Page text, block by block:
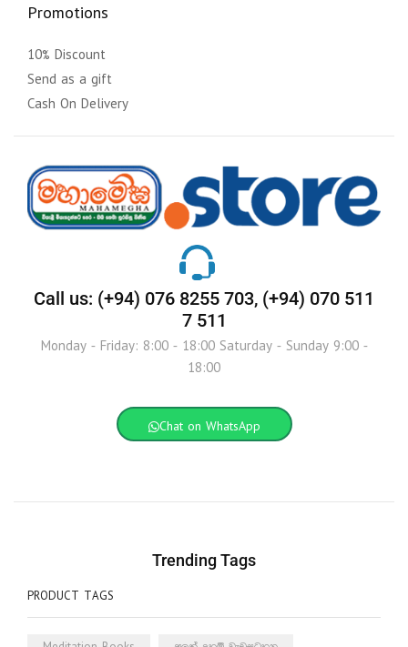
Promotions
10% Discount
Send as a gift
Cash On Delivery
Call us: (+94) 076 8255 703, (+94) 070 511
7 511
Monday - Friday: 8:00 - 18:00 Saturday - Sunday 9:00 -
18:00
Chat on WhatsApp
Trending Tags
PRODUCT TAGS